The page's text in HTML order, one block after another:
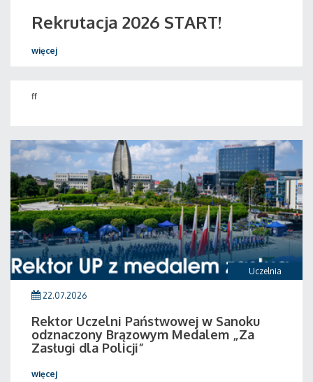
Rekrutacja 2026 START!
więcej
ff
Uczelnia
22.07.2026
Rektor Uczelni Państwowej w Sanoku
odznaczony Brązowym Medalem „Za
Zasługi dla Policji”
więcej